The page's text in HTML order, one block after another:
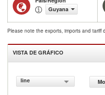
Guyana
Please note the exports, imports and
VISTA DE GRÁFICO
line